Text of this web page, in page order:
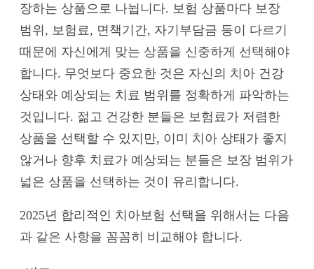
장하는 상품으로 나뉩니다. 보험 상품마다 보장
범위, 보험료, 면책기간, 자기부담금 등이 다르기
때문에 자신에게 맞는 상품을 신중하게 선택해야
합니다. 무엇보다 중요한 것은 자신의 치아 건강
상태와 예상되는 치료 범위를 정확하게 파악하는
것입니다. 젊고 건강한 분들은 보험료가 저렴한
상품을 선택할 수 있지만, 이미 치아 상태가 좋지
않거나 향후 치료가 예상되는 분들은 보장 범위가
넓은 상품을 선택하는 것이 유리합니다.
2025년 합리적인 치아보험 선택을 위해서는 다음
과 같은 사항을 꼼꼼히 비교해야 합니다.